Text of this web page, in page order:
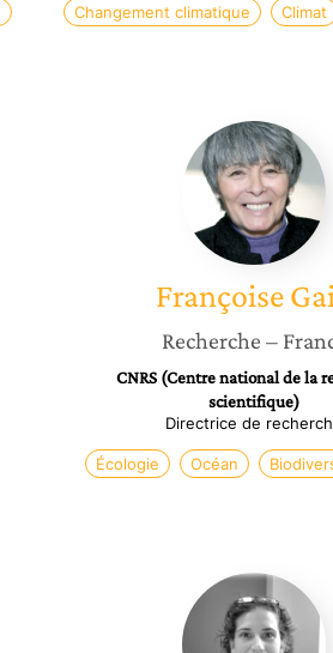
Changement climatique Climat
Françoise
Gaill
Françoise
Recherche –
CNRS (Centre national de la
scientifique)
Directrice de
Écologie Océan
Marie-
Hélène
Forget